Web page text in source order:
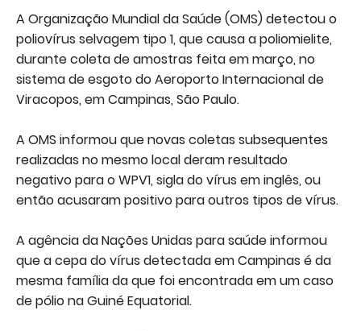
A Organização Mundial da Saúde (OMS) detectou o
poliovírus selvagem tipo 1, que causa a poliomielite,
durante coleta de amostras feita em março, no
sistema de esgoto do Aeroporto Internacional de
Viracopos, em Campinas, São Paulo.
A OMS informou que novas coletas subsequentes
realizadas no mesmo local deram resultado
negativo para o WPV1, sigla do vírus em inglês, ou
então acusaram positivo para outros tipos de vírus.
A agência da Nações Unidas para saúde informou
que a cepa do vírus detectada em Campinas é da
mesma família da que foi encontrada em um caso
de pólio na Guiné Equatorial.